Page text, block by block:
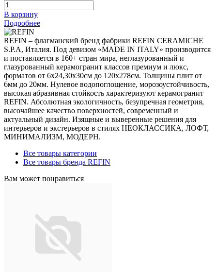
В корзину
Подробнее
REFIN – флагманский бренд фабрики REFIN CERAMICHE
S.P.A, Италия. Под девизом «MADE IN ITALY» производится
и поставляется в 160+ стран мира, неглазурованный и
глазурованный керамогранит классов премиум и люкс,
форматов от 6х24,30х30см до 120х278см. Толщины плит от
6мм до 20мм. Нулевое водопоглощение, морозоустойчивость,
высокая абразивная стойкость характеризуют керамогранит
REFIN. Абсолютная экологичность, безупречная геометрия,
высочайшее качество поверхностей, современный и
актуальный дизайн. Изящные и выверенные решения для
интерьеров и экстерьеров в стилях НЕОКЛАССИКА, ЛОФТ,
МИНИМАЛИЗМ, МОДЕРН.
Все товары категории
Все товары бренда REFIN
Вам может понравиться